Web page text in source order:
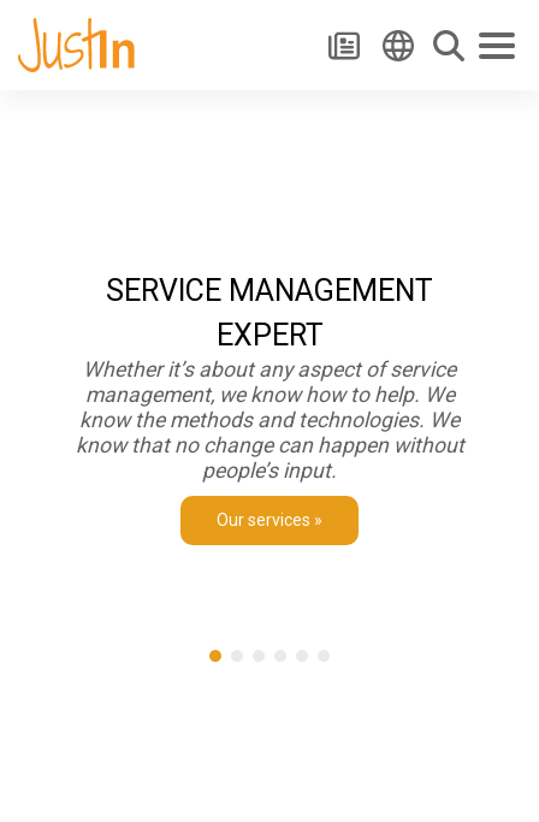
SERVICE MANAGEMENT
EXPERT
Whether it’s about any aspect of service
management, we know how to help. We
know the methods and technologies. We
know that no change can happen without
people’s input.
Our services »